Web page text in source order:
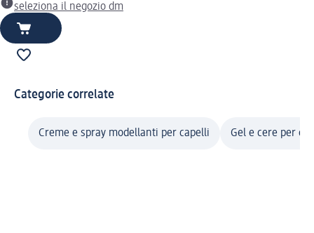
seleziona il negozio dm
Categorie correlate
Creme e spray modellanti per capelli Gel e cere per